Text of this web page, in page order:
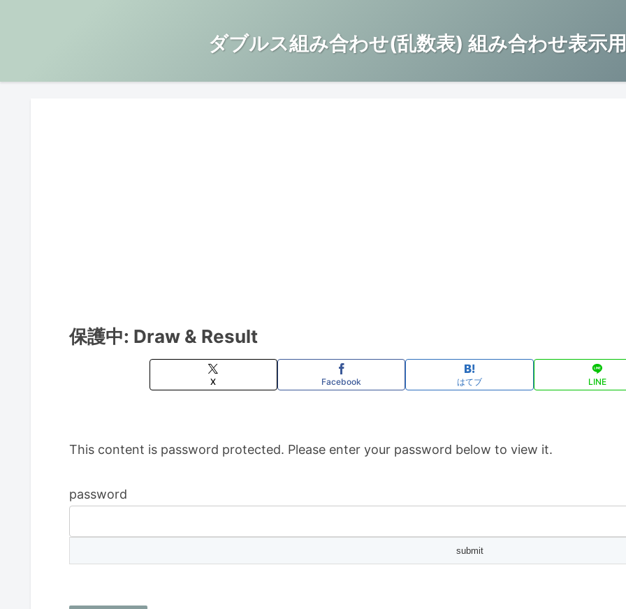
ダブルス組み合わせ(乱数表) 組み合わせ表示
保護中: Draw & Result
X Facebook はてブ LINE
This content is password protected. Please enter your password below to view it.
password